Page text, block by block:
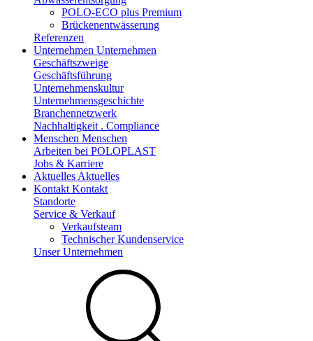
POLO-ECO plus Premium
Brückenentwässerung
Referenzen
Unternehmen Unternehmen
Geschäftszweige
Geschäftsführung
Unternehmenskultur
Unternehmensgeschichte
Branchennetzwerk
Nachhaltigkeit . Compliance
Menschen Menschen
Arbeiten bei POLOPLAST
Jobs & Karriere
Aktuelles Aktuelles
Kontakt Kontakt
Standorte
Service & Verkauf
Verkaufsteam
Technischer Kundenservice
Unser Unternehmen